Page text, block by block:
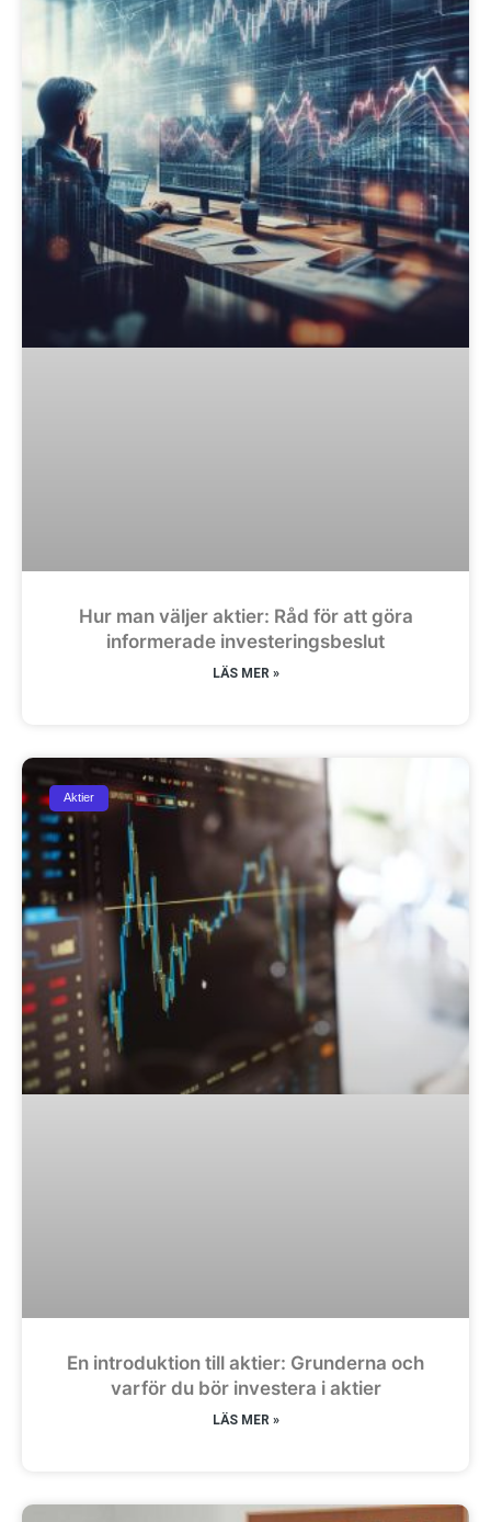
Hur man väljer aktier: Råd för att göra
informerade investeringsbeslut
LÄS MER »
Aktier
En introduktion till aktier: Grunderna och
varför du bör investera i aktier
LÄS MER »